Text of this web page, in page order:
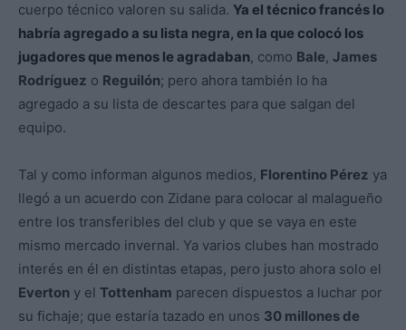
cuerpo técnico valoren su salida. Ya el técnico francés lo
habría agregado a su lista negra, en la que colocó los
jugadores que menos le agradaban, como Bale, James
Rodríguez o Reguilón; pero ahora también lo ha
agregado a su lista de descartes para que salgan del
equipo.
Tal y como informan algunos medios, Florentino Pérez ya
llegó a un acuerdo con Zidane para colocar al malagueño
entre los transferibles del club y que se vaya en este
mismo mercado invernal. Ya varios clubes han mostrado
interés en él en distintas etapas, pero justo ahora solo el
Everton y el Tottenham parecen dispuestos a luchar por
su fichaje; que estaría tazado en unos 30 millones de